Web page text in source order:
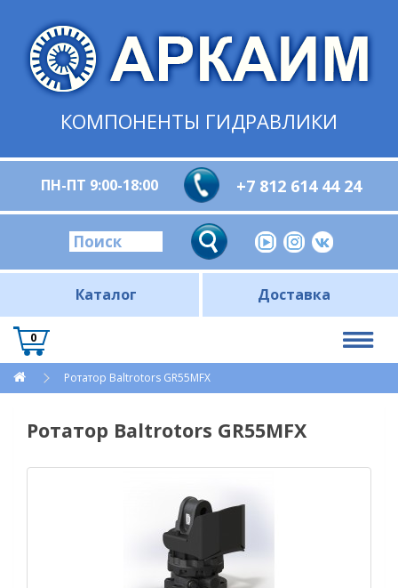
КОМПОНЕНТЫ ГИДРАВЛИКИ
ПН-ПТ 9:00-18:00 +7 812 614 44 24
Каталог Доставка
0
Ротатор Baltrotors GR55MFX
Ротатор Baltrotors GR55MFX